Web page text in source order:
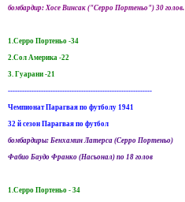
бомбардир: Хосе Винсак ("Серро Портеньо") 30 голов.
1.Серро Портеньо -34
2.Сол Америка -22
3. Гуарани -21
-------------------------------------------------------------
Чемпионат Парагвая по футболу 1941
32 й сезон Парагвая по футбол
бомбардиры: Бенхамин Латерса (Серро Портеньо)
Фабио Баудо Франко (Насьонал) по 18 голов
1.Серро Портеньо - 34